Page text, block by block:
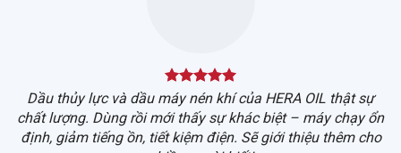
Dầu thủy lực và dầu máy nén khí của HERA OIL thật sự
chất lượng. Dùng rồi mới thấy sự khác biệt – máy chạy ổn
định, giảm tiếng ồn, tiết kiệm điện. Sẽ giới thiệu thêm cho